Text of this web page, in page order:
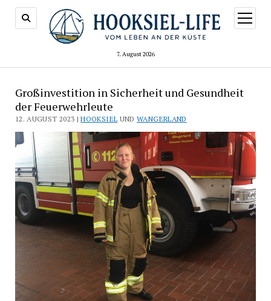
7. August 2026
Menü
öffnen
Großinvestition in Sicherheit und Gesundheit
der Feuerwehrleute
12. AUGUST 2023 |HOOKSIEL UNDWANGERLAND